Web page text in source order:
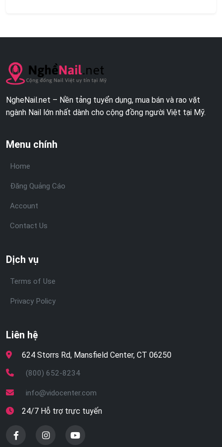
NgheNail.net – Nền tảng tuyển dụng, mua bán và rao vặt
ngành Nail lớn nhất dành cho cộng đồng người Việt tại Mỹ.
Menu chính
Home
Đăng Quảng Cáo
Account
Contact Us
Dịch vụ
Terms of Use
Privacy Policy
Liên hệ
624 Storrs Rd, Mansfield Center, CT 06250
(800) 652-8234
info@vidocenter.com
24/7 Hỗ trợ trực tuyến